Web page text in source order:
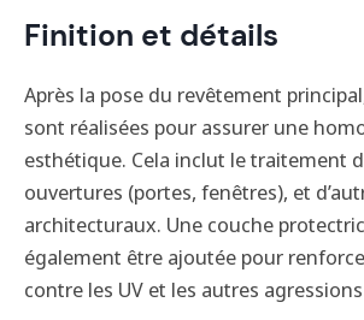
Finition et détails
Après la pose du revêtement
sont réalisées pour assurer une
esthétique. Cela inclut le traitement
ouvertures (portes, fenêtres), et
architecturaux. Une couche
également être ajoutée pour
contre les UV et les autres